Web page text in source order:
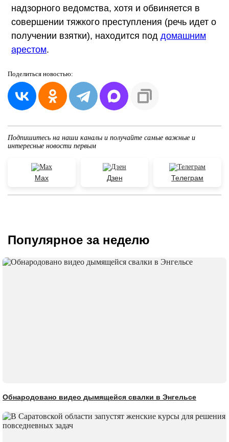
надзорного ведомства, хотя и обвиняется в
совершении тяжкого преступления (речь идет о
получении взятки), находится под домашним
арестом.
Поделиться новостью:
Подпишитесь на наши каналы и получайте самые важные и
интересные новости первым
Max Дзен Телеграм
Популярное за неделю
Обнародовано видео дымящейся свалки в Энгельсе